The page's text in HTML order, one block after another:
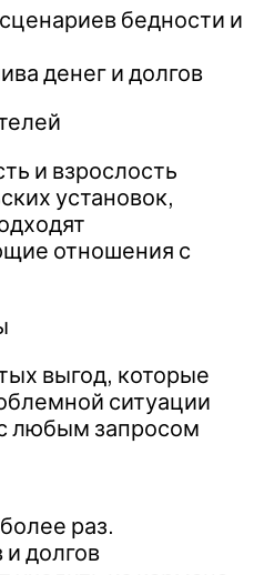
бедности и
денег и долгов
и взрослость
установок,
отношения с
выгод, которые
ситуации
любым запросом
раз.
и долгов